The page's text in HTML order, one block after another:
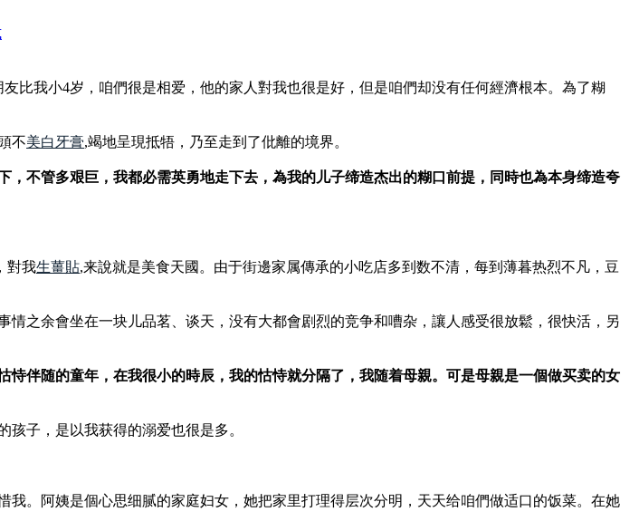
比我小4岁，咱們很是相爱，他的家人對我也很是好，但是咱們却没有任何經濟根本。為了糊
不美白牙膏,竭地呈現抵牾，乃至走到了仳離的境界。
不管多艰巨，我都必需英勇地走下去，為我的儿子缔造杰出的糊口前提，同時也為本身缔造夸
對我生薑貼,来說就是美食天國。由于街邊家属傳承的小吃店多到数不清，每到薄暮热烈不凡，豆
之余會坐在一块儿品茗、谈天，没有大都會剧烈的竞争和嘈杂，讓人感受很放鬆，很快活，另
伴随的童年，在我很小的時辰，我的怙恃就分隔了，我随着母親。可是母親是一個做买卖的女
子，是以我获得的溺爱也很是多。
。阿姨是個心思细腻的家庭妇女，她把家里打理得层次分明，天天给咱們做适口的饭菜。在她